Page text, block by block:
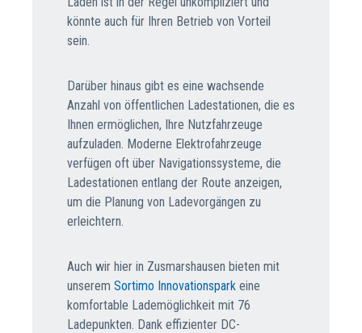
könnte auch für Ihren Betrieb von Vorteil
sein.
Darüber hinaus gibt es eine wachsende
Anzahl von öffentlichen Ladestationen, die es
Ihnen ermöglichen, Ihre Nutzfahrzeuge
aufzuladen. Moderne Elektrofahrzeuge
verfügen oft über Navigationssysteme, die
Ladestationen entlang der Route anzeigen,
um die Planung von Ladevorgängen zu
erleichtern.
Auch wir hier in Zusmarshausen bieten mit
unserem Sortimo Innovationspark eine
komfortable Lademöglichkeit mit 76
Ladepunkten. Dank effizienter DC-